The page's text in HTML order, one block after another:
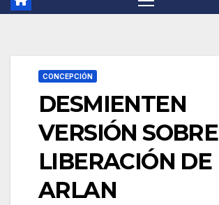
CONCEPCIÓN
DESMIENTEN
VERSIÓN SOBRE
LIBERACIÓN DE
ARLAN